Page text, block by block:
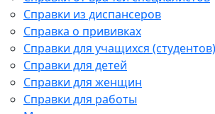
Справки из диспансеров
Справка о прививках
Справки для учащихся (студентов)
Справки для детей
Справки для женщин
Справки для работы